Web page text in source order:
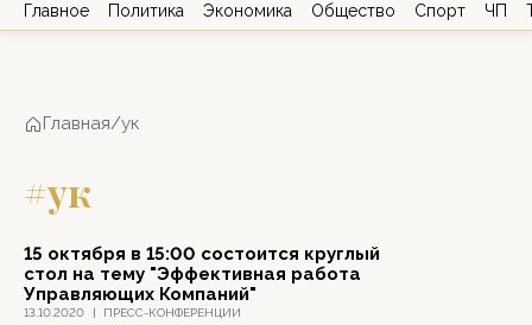
Главное Политика Экономика Общество Спорт ЧП
Главная/ук
#ук
13.10.2020 | ПРЕСС-КОНФЕРЕНЦИИ
15 октября в 15:00 состоится круглый
стол на тему "Эффективная работа
Управляющих Компаний"